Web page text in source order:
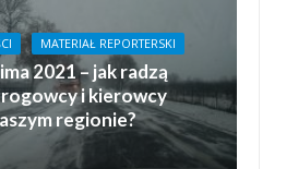
MATERIAŁ REPORTERSKI
2021 – jak radzą
i kierowcy
regionie?